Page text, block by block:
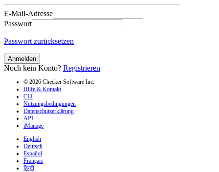
E-Mail-Adresse
Passwort
Passwort zurücksetzen
Anmelden
Noch kein Konto? Registrieren
© 2026 Checker Software Inc.
Hilfe & Kontakt
CLI
Nutzungsbedingungen
Datenschutzerklärung
API
iManage
English
Deutsch
Español
Français
हिन्दी